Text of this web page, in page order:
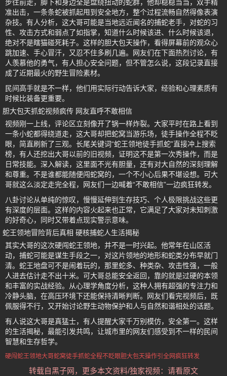
步往前走，脚下和身边全是盘绕扭动的蛇群，他却稳稳当当，双手精
准出击，一条条蛇被抓起甩到安全地方，整个过程流畅自然得像表演
杂技。有人分析，这大哥可能是当地远近闻名的捕蛇老手，对蛇的习
性、攻击方式和弱点了如指掌，知道什么时候该进、什么时候该退，
绝对不是瞎猫碰死耗子。这样的胆大包天操作，看得屏幕前的观众心
跳加速、手心冒汗，又忍不住多刷几遍。网友们在下面热烈讨论，有
人羡慕他的勇气，有人担心安全问题，但不管怎么说，这段记录直接
成了近期最火的野生冒险素材。
民间高手就是不一样，他们用实际行动告诉大家，经验和心理素质有
时候比装备更重要。
胆大包天抓蛇视频疯传 网友直呼不敢相信
视频刚一上线，评论区立刻像开了锅一样炸裂。大家平时在路上看到
一条小蛇都得绕道走，这大哥却把蛇窝当游乐场，徒手操作全程不眨
眼，简直刷新了三观。长尾关键词“蛇王领地徒手抓蛇”直接冲上搜索
榜，有人还挖出大哥以前的旧视频，证明这不是第一次秀操作，而是
日常技能。深入解读，这里面不光有胆量，还有对大自然的深刻理解
和尊重。不是谁都能随便闯蛇窝的，一个不小心后果不堪设想。可大
哥就这么淡定走完全程，网友们一边喊着“不敢相信”一边疯狂转发。
八卦讨论从单纯的惊叹，慢慢延伸到生存技巧、个人极限挑战这些更
有深度的层面。这样的内容火起来也正常，它满足了大家对未知刺激
的好奇心，同时又带着点现实警示意味。
蛇王领地冒险背后真相 硬核捕蛇人生活揭秘
其实大哥的这次硬闯蛇王领地，并不是一时兴起。他常年在山区活
动，捕蛇可能是谋生手段之一，对这片领地的地形和蛇类分布早就门
清。蛇王地盘可不是闹着玩的，那里蛇多、种类杂、攻击性强，一般
人进去估计走不出十米。可大哥总能安全返回，靠的就是过硬的本领
和丰富的实战经验。从心理学角度分析，这种人拥有超强的专注力和
冷静头脑，在高压环境下还能保持清晰判断。网友们看完视频后，既
佩服得不行，又开始讨论野生动物保护和人与自然和谐相处的话题。
有人说这大哥是真猛士，有人提醒大家千万别模仿，安全第一。这样
的生活揭秘，最能引发共鸣，让城市里的网友们感受到不一样的民间
智慧和生存哲学。
硬闯蛇王领地大哥蛇窝徒手抓蛇全程不眨眼胆大包天操作引全网疯狂转发
转载自黑子网，更多本文资料/独家视频：请看原文